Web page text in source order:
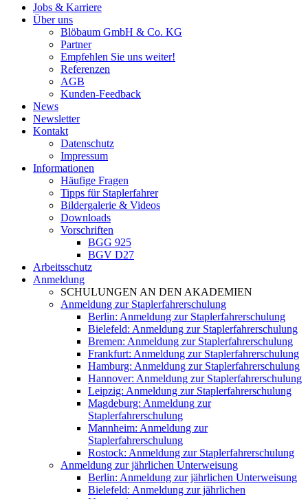
Jobs & Karriere
Über uns
Blöbaum GmbH & Co. KG
Partner
Empfehlen Sie uns weiter!
Referenzen
AGB
Kunden-Feedback
News
Newsletter
Kontakt
Datenschutz
Impressum
Informationen
Häufige Fragen
Tipps für Staplerfahrer
Bildergalerie & Videos
Downloads
Vorschriften
BGG 925
BGV D27
Arbeitsschutz
Anmeldung
SCHULUNGEN AN DEN AKADEMIEN
Anmeldung zur Staplerfahrerschulung
Berlin: Anmeldung zur Staplerfahrerschulung
Bielefeld: Anmeldung zur Staplerfahrerschulung
Bremen: Anmeldung zur Staplerfahrerschulung
Frankfurt: Anmeldung zur Staplerfahrerschulung
Hamburg: Anmeldung zur Staplerfahrerschulung
Hannover: Anmeldung zur Staplerfahrerschulung
Leipzig: Anmeldung zur Staplerfahrerschulung
Magdeburg: Anmeldung zur
Staplerfahrerschulung
Mannheim: Anmeldung zur
Staplerfahrerschulung
Rostock: Anmeldung zur Staplerfahrerschulung
Anmeldung zur jährlichen Unterweisung
Berlin: Anmeldung zur jährlichen Unterweisung
Bielefeld: Anmeldung zur jährlichen